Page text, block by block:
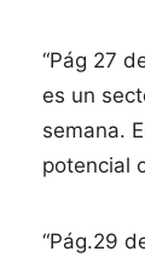
“Pág 27
es un
semana.
potencial
“Pág.29